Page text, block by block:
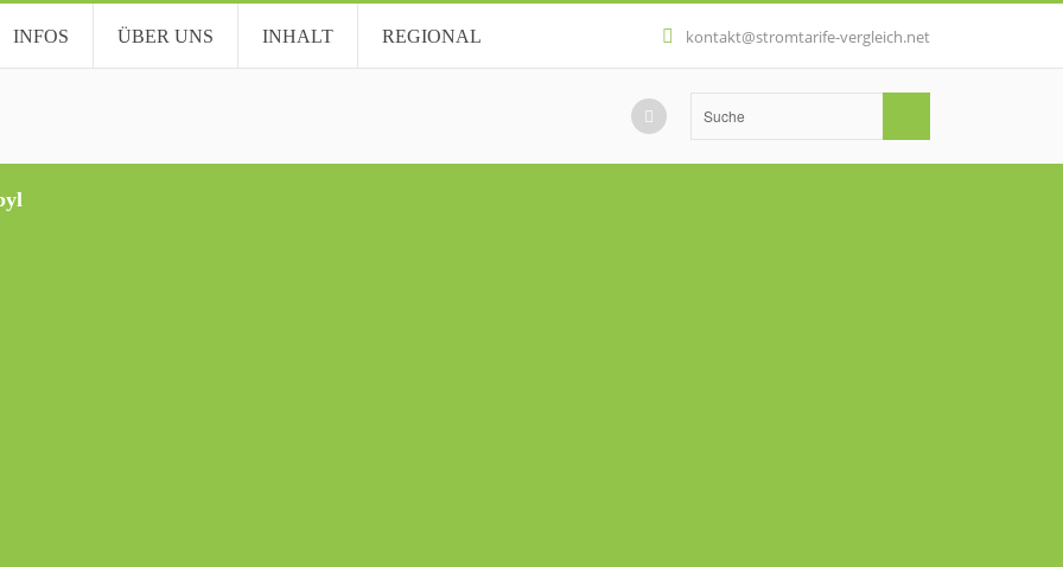
INFOS ÜBER UNS INHALT REGIONAL kontakt@stromtarife-vergleich.net